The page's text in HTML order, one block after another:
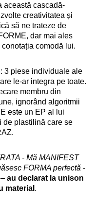
această cascadă-
creativitatea și
să ne trateze de
dar mai ales
comodă lui.
3 piese individuale ale
le-ar integra pe toate.
membru din
ignorând algoritmii
este un EP al lui
de plastilină care se
- Mă MANIFEST
FORMA perfectă -
au declarat la unison
material .